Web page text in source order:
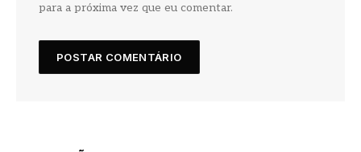
para a próxima vez que eu comentar.